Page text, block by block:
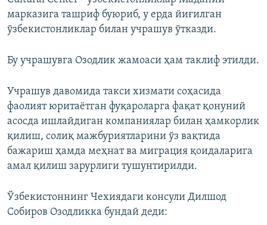
марказига ташриф буюриб, у ерда йиғилган
ўзбекистонликлар билан учрашув ўтказди.
Бу учрашувга Озодлик жамоаси ҳам таклиф этилди.
Учрашув давомида такси хизмати соҳасида
фаолият юритаётган фуқароларга фақат қонуний
асосда ишлайдиган компаниялар билан ҳамкорлик
қилиш, солиқ мажбуриятларини ўз вақтида
бажариш ҳамда меҳнат ва миграция қоидаларига
амал қилиш зарурлиги тушунтирилди.
Ўзбекистоннинг Чехиядаги консули Дилшод
Собиров Озодликка бундай деди: